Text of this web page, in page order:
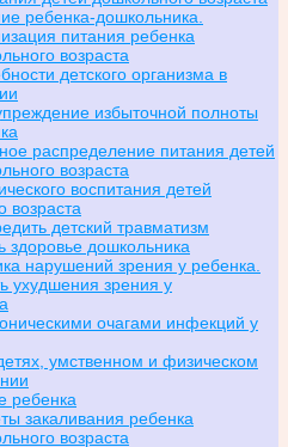
ребенка-дошкольника.
питания ребенка
возраста
детского организма в
избыточной полноты
распределение питания детей
возраста
воспитания детей
возраста
детский травматизм
здоровье дошкольника
нарушений зрения у ребенка.
ухудшения зрения у
очагами инфекций у
умственном и физическом
ребенка
закаливания ребенка
возраста